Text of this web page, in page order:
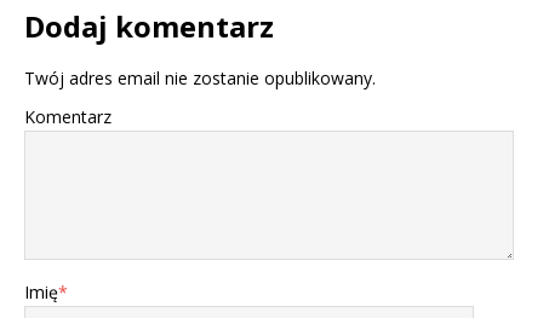
Dodaj komentarz
Twój adres email nie zostanie opublikowany.
Komentarz
Imię*